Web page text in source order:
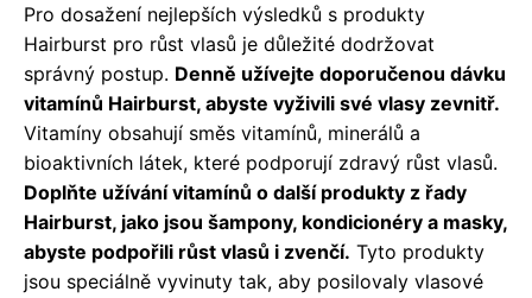
Pro dosažení nejlepších výsledků s produkty
Hairburst pro růst vlasů je důležité dodržovat
správný postup. Denně užívejte doporučenou dávku
vitamínů Hairburst, abyste vyživili své vlasy zevnitř.
Vitamíny obsahují směs vitamínů, minerálů a
bioaktivních látek, které podporují zdravý růst vlasů.
Doplňte užívání vitamínů o další produkty z řady
Hairburst, jako jsou šampony, kondicionéry a masky,
abyste podpořili růst vlasů i zvenčí. Tyto produkty
jsou speciálně vyvinuty tak, aby posilovaly vlasové